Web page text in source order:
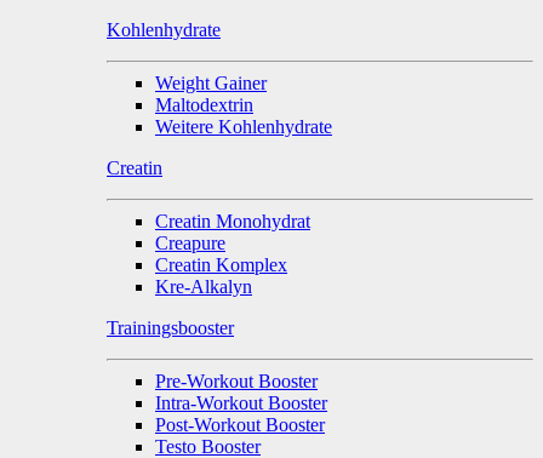
Kohlenhydrate
Weight Gainer
Maltodextrin
Weitere Kohlenhydrate
Creatin
Creatin Monohydrat
Creapure
Creatin Komplex
Kre-Alkalyn
Trainingsbooster
Pre-Workout Booster
Intra-Workout Booster
Post-Workout Booster
Testo Booster